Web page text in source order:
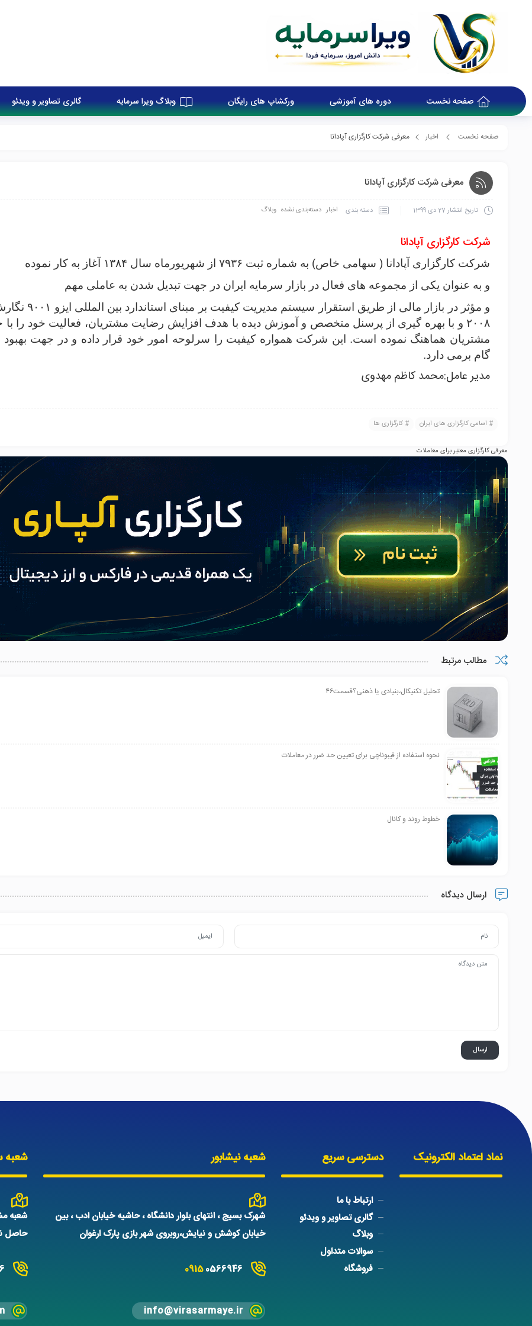
صفحه نخست دوره های آموزشی ورکشاپ های رایگان وبلاگ ویرا سرمایه گالری تصاویر و ویدئو
صفحه نخست اخبار معرفی شرکت کارگزاری آپادانا
معرفی شرکت کارگزاری آپادانا
تاریخ انتشار27 دی 1399 دسته بندی اخبار دسته‌بندی نشده وبلاگ
شرکت کارگزاری آپادانا
شرکت کارگزاری آپادانا ( سهامی خاص) به شماره ثبت ۷۹۳۶ از شهریورماه سال ۱۳۸۴ آغاز به کار نموده
و به عنوان یکی از مجموعه های فعال در بازار سرمایه ایران در جهت تبدیل شدن به عاملی مهم
و مؤثر در بازار مالی از طریق استقرار
۲۰۰۸ و با بهره گیری از پرسنل متخصص و آموزش دیده با هدف افزایش رضایت مشتریان، فعالیت خود را با
مشتریان هماهنگ نموده است. این شرکت همواره کیفیت را سرلوحه امور خود قرار داده و در جهت بهبود
گام برمی دارد.
مدیر عامل:محمد کاظم مهدوی
اسامی کارگزاری های ایران کارگزاری ها
معرفی کارگزاری معتبر برای معاملات
مطالب مرتبط
تحلیل تکنیکال،بنیادی یا ذهنی؟قسمت۴۶
نحوه استفاده از فیبوناچی برای تعیین حد ضرر در معاملات
خطوط روند و کانال
ارسال دیدگاه
نماد اعتماد الکترونیک دسترسی سریع
ارتباط با ما
گالری تصاویر و ویدئو
وبلاگ
سوالات متداول
فروشگاه
شعبه نیشابور
شهرک بسیج ، انتهای بلوار دانشگاه ، حاشیه خیابان ادب ، بین
خیابان کوشش و نیایش،روبروی شهر بازی پارک ارغوان
09150566946
info@virasarmaye.ir
شعبه
شعبه
حاصل